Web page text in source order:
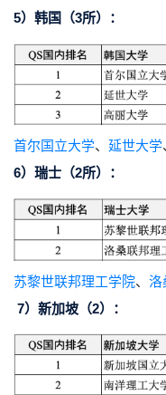
5）韩国（3所）：
首尔国立大学、 延世大学
6）瑞士（2所）：
苏黎世联邦理工学院、 洛
7）新加坡（2）：